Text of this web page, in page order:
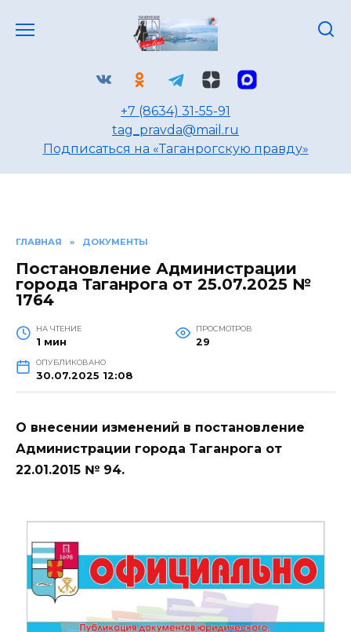
+7 (8634) 31-55-91
tag_pravda@mail.ru
Подписаться на «Таганрогскую правду»
ГЛАВНАЯ » ДОКУМЕНТЫ
Постановление Администрации
города Таганрога от 25.07.2025 №
1764
НА ЧТЕНИЕ
1 мин
ПРОСМОТРОВ
29
ОПУБЛИКОВАНО
30.07.2025 12:08
О внесении изменений в постановление
Администрации города Таганрога от
22.01.2015 № 94.